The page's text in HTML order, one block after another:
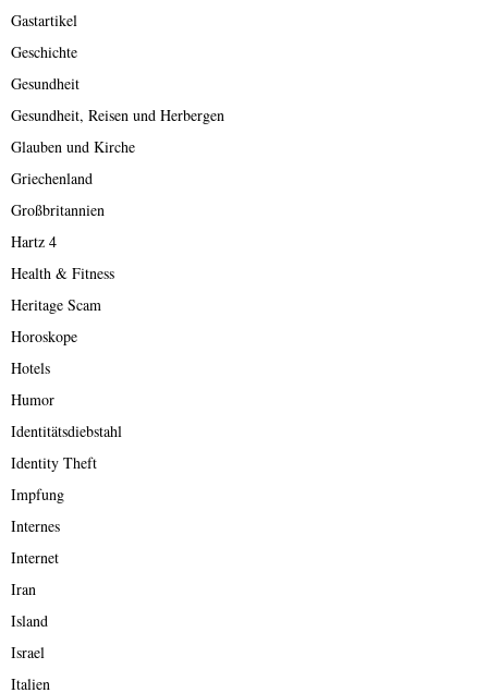
Gastartikel
Geschichte
Gesundheit
Gesundheit, Reisen und Herbergen
Glauben und Kirche
Griechenland
Großbritannien
Hartz 4
Health & Fitness
Heritage Scam
Horoskope
Hotels
Humor
Identitätsdiebstahl
Identity Theft
Impfung
Internes
Internet
Iran
Island
Israel
Italien